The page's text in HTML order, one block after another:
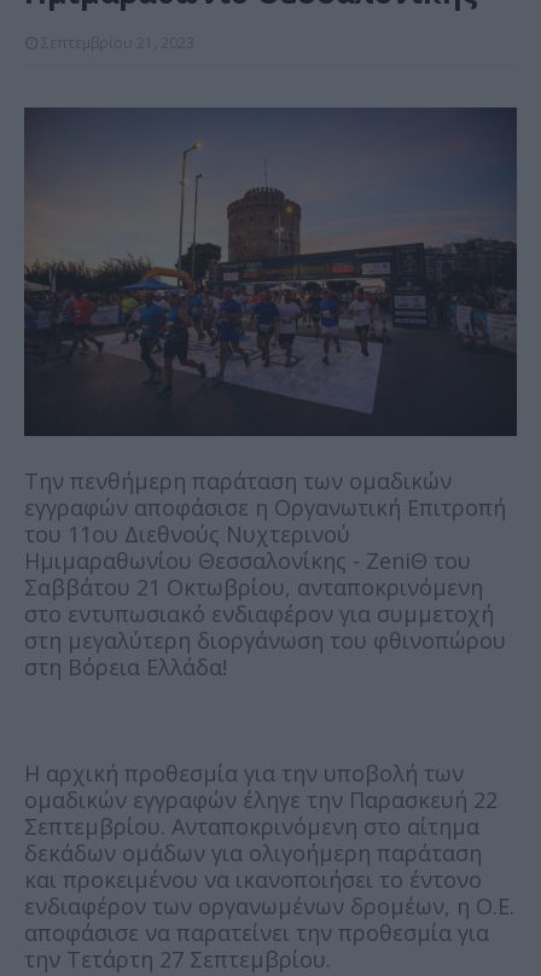
Την πενθήμερη παράταση των ομαδικών
εγγραφών αποφάσισε η Οργανωτική Επιτροπή
του 11ου Διεθνούς Νυχτερινού
Ημιμαραθωνίου Θεσσαλονίκης - ZeniΘ του
Σαββάτου 21 Οκτωβρίου, ανταποκρινόμενη
στο εντυπωσιακό ενδιαφέρον για συμμετοχή
στη μεγαλύτερη διοργάνωση του φθινοπώρου
στη Βόρεια Ελλάδα!
Η αρχική προθεσμία για την υποβολή των
ομαδικών εγγραφών έληγε την Παρασκευή 22
Σεπτεμβρίου. Ανταποκρινόμενη στο αίτημα
δεκάδων ομάδων για ολιγοήμερη παράταση
και προκειμένου να ικανοποιήσει το έντονο
ενδιαφέρον των οργανωμένων δρομέων, η Ο.Ε.
αποφάσισε να παρατείνει την προθεσμία για
την Τετάρτη 27 Σεπτεμβρίου.